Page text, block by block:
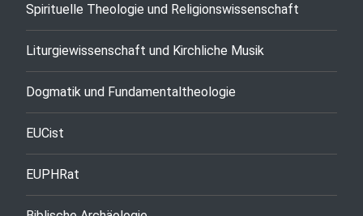
Spirituelle Theologie und Religionswissenschaft
Liturgiewissenschaft und Kirchliche Musik
Dogmatik und Fundamentaltheologie
EUCist
EUPHRat